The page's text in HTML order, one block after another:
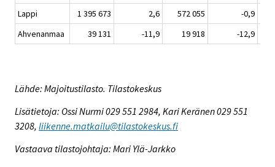
Lappi
1 395 673 2,6 572 055 -0,9
Ahvenanmaa
39 131 -11,9 19 918 -12,9
Lähde: Majoitustilasto. Tilastokeskus
Lisätietoja: Ossi Nurmi 029 551 2984, Kari Keränen 029 551
3208, liikenne.matkailu@tilastokeskus.fi
Vastaava tilastojohtaja: Mari Ylä-Jarkko